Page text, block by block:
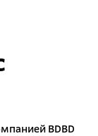
BDBD